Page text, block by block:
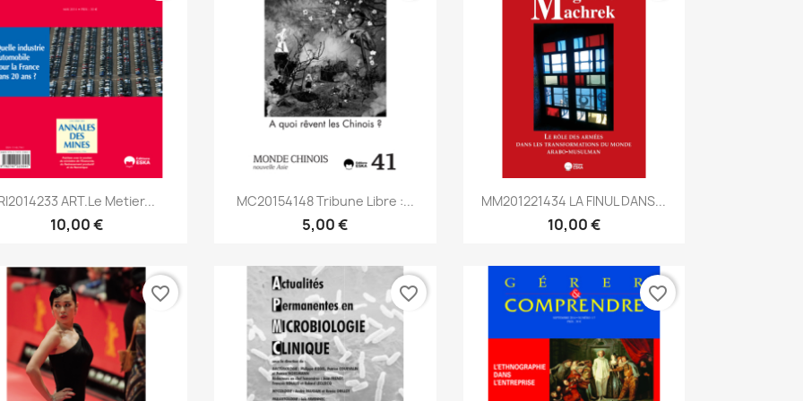
Aperçu rapide
ART.Le Metier...
10,00 €
Aperçu rapide
MC20154148 Tribune Libre :...
5,00 €
Aperçu rapide
MM201221434 LA FINUL DANS...
10,00 €
favorite_border favorite_border favorite_border